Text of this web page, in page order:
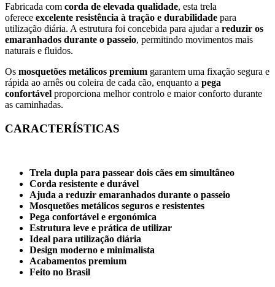
Fabricada com corda de elevada qualidade, esta trela
oferece excelente resistência à tração e durabilidade para
utilização diária. A estrutura foi concebida para ajudar a reduzir os
emaranhados durante o passeio, permitindo movimentos mais
naturais e fluidos.
Os mosquetões metálicos premium garantem uma fixação segura e
rápida ao arnês ou coleira de cada cão, enquanto a pega
confortável proporciona melhor controlo e maior conforto durante
as caminhadas.
CARACTERÍSTICAS
Trela dupla para passear dois cães em simultâneo
Corda resistente e durável
Ajuda a reduzir emaranhados durante o passeio
Mosquetões metálicos seguros e resistentes
Pega confortável e ergonómica
Estrutura leve e prática de utilizar
Ideal para utilização diária
Design moderno e minimalista
Acabamentos premium
Feito no Brasil